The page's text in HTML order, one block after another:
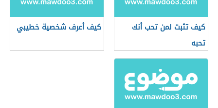
كيف تثبت لمن تحب أنك
تحبه
كيف أعرف شخصية خطيبي